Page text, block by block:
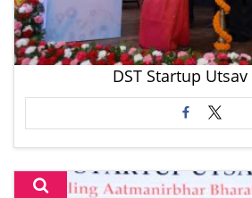
DST Startup Utsav